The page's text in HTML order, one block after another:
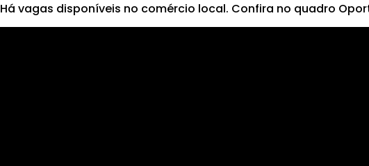
Há vagas disponíveis no comércio local. Confira no quadro